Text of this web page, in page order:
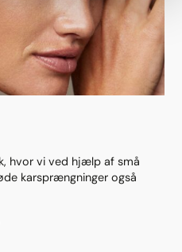
hvor vi ved hjælp af små
karsprængninger også